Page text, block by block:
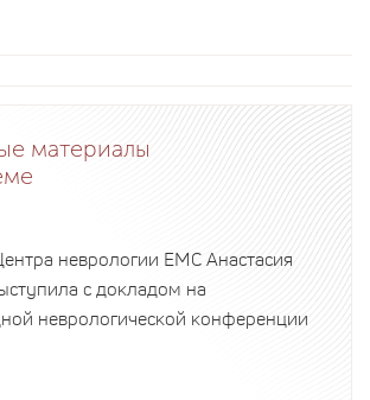
материалы
неврологии EMC Анастасия
с докладом на
неврологической конференции